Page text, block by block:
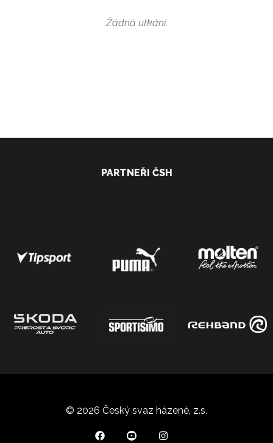
Žádná utkání.
PARTNEŘI ČSH
© 2026 Český svaz házené, z.s.